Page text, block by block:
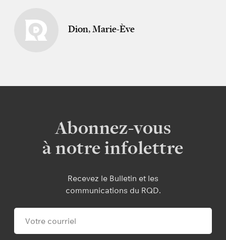
Dion, Marie-Ève
Abonnez-vous
à notre infolettre
Recevez le Bulletin et les
communications du RQD.